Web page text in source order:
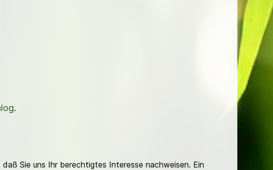
.
Sie uns Ihr berechtigtes Interesse nachweisen. Ein